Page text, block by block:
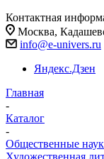
Контактная
Москва,
info@e-univers.ru
Яндекс.Дзен
Главная
-
Каталог
-
Общественные
Художественная